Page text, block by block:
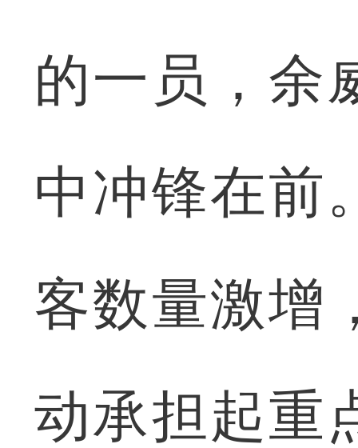
的一员，余
中冲锋在前
客数量激增
动承担起重